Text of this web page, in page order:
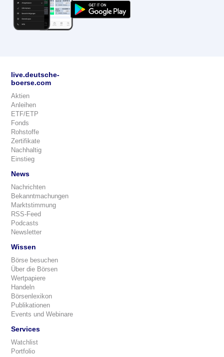
live.deutsche-
boerse.com
Aktien
Anleihen
ETF/ETP
Fonds
Rohstoffe
Zertifikate
Nachhaltig
Einstieg
News
Nachrichten
Bekanntmachungen
Marktstimmung
RSS-Feed
Podcasts
Newsletter
Wissen
Börse besuchen
Über die Börsen
Wertpapiere
Handeln
Börsenlexikon
Publikationen
Events und Webinare
Services
Watchlist
Portfolio